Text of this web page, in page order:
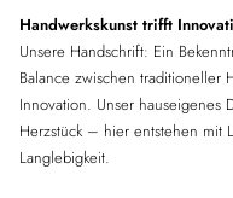
Handwerkskunst trifft
Unsere Handschrift: Ein
Balance zwischen traditioneller
Innovation. Unser hauseigenes
Herzstück – hier entstehen mit
Langlebigkeit.